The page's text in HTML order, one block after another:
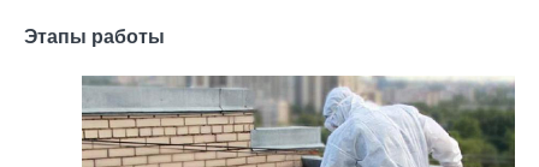
Этапы работы